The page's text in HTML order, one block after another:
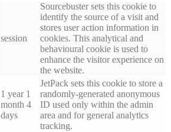
session
Sourcebuster sets this cookie to
identify the source of a visit and
stores user action information in
cookies. This analytical and
behavioural cookie is used to
enhance the visitor experience on
the website.
1 year 1
month 4
days
JetPack sets this cookie to store a
randomly-generated anonymous
ID used only within the admin
area and for general analytics
tracking.